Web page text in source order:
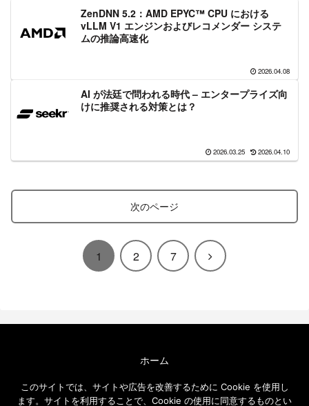
ZenDNN 5.2：AMD EPYC™ CPU における
vLLM V1 エンジンおよびレコメンダー システ
ムの推論高速化
2026.04.08
AI が法廷で問われる時代 – エンタープライズ向
けに推奨される対策とは？
2026.03.25 2026.04.10
次のページ
1 2 7
次
ホーム
免責事項
このサイトでは、サイトや広告を改善するために Cookie を使用し
ます。サイトを利用することで、Cookie の使用に同意するものとい